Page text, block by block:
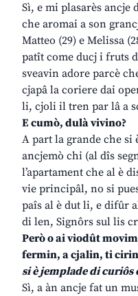
Sì, e mi plasarès ancje
che aromai a son
Matteo (29) e Melissa
patît come ducj i fruts
sveavin adore parcè
cjapâ la coriere dai
li, cjoli il tren par lâ a
E cumò, dulà vivino?
A part la grande che si
ancjemò chi (al dîs
l’apartament che al è
vie principâl, no si
paîs al è dut li, e difûr
di len, Signôrs sul lis
Però o ai viodût
fermin, a cjalin, ti cirin
si è jemplade di curiôs
Sì, a àn ancje fat un